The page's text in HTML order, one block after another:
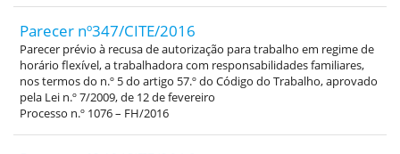
Parecer nº347/CITE/2016
Parecer prévio à recusa de autorização para trabalho em regime de
horário flexível, a trabalhadora com responsabilidades familiares,
nos termos do n.º 5 do artigo 57.º do Código do Trabalho, aprovado
pela Lei n.º 7/2009, de 12 de fevereiro
Processo n.º 1076 – FH/2016